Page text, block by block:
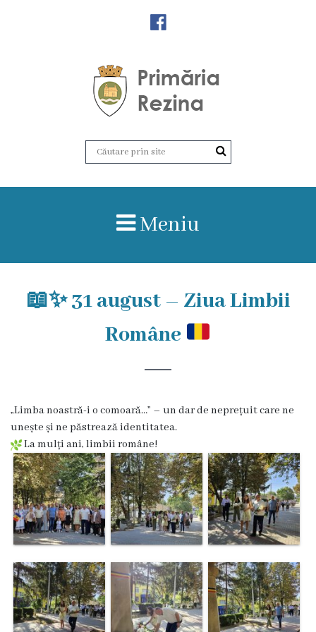
Amalgamare
în
de
audiență
Primarul
Aparatul
primăriei
Competențele
primarului
Meniu
📖✨31 august – Ziua Limbii
Române
„Limba noastră-i o comoară…” – un dar de neprețuit care ne
unește și ne păstrează identitatea.
La mulți ani, limbii române!